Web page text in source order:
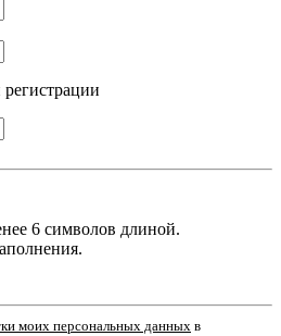
6 символов длиной.
моих персональных данных в